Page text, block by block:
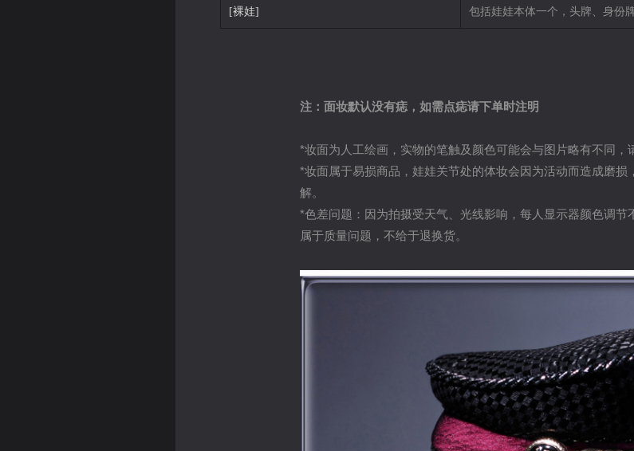
[裸娃] 包括娃娃本体一个，头牌、身份
注：面妆默认没有痣，如需点痣请下单时注明
*妆面为人工绘画，实物的笔触及颜色可能会与图片略有不同，
*妆面属于易损商品，娃娃关节处的体妆会因为活动而造成磨
解。
*色差问题：因为拍摄受天气、光线影响，每人显示器颜色调
属于质量问题，不给于退换货。